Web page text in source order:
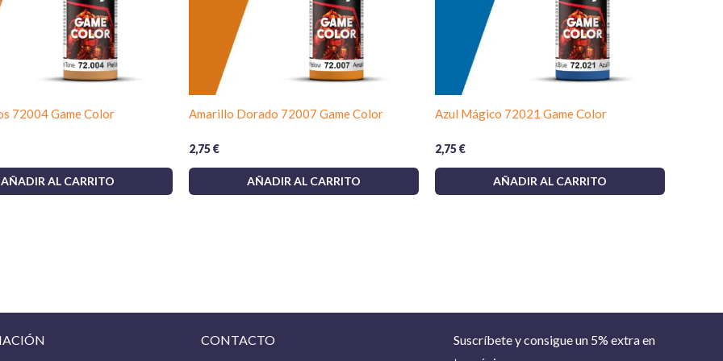
72004 Game Color
AÑADIR AL CARRITO
Amarillo Dorado 72007 Game Color
2,75€
AÑADIR AL CARRITO
Azul Mágico 72021 Game Color
2,75€
AÑADIR AL CARRITO
CONTACTO
Suscríbete y consigue un 5% extra en